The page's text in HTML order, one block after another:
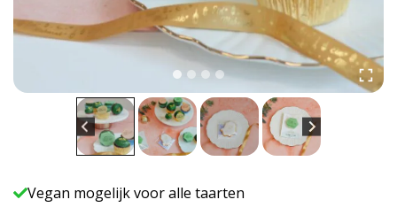
Vegan mogelijk voor alle taarten